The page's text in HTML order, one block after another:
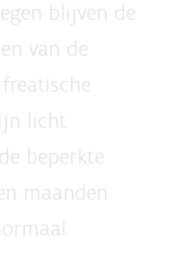
blijven de
van de
licht
beperkte
maanden